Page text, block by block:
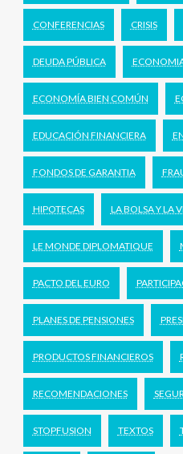
CONFERENCIAS CRISIS
DEUDA PÚBLICA
ECONOMÍA BIEN COMÚN
EDUCACIÓN FINANCIERA
FONDOS DE GARANTIA
HIPOTECAS LA BOLSA Y LA
LE MONDE DIPLOMATIQUE
PACTO DEL EURO
PLANES DE PENSIONES
PRODUCTOS FINANCIEROS
RECOMENDACIONES
STOPFUSION TEXTOS